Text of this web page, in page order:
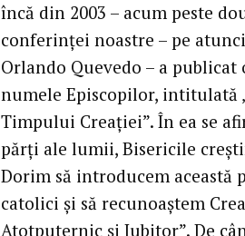
încă din 2003 – acum peste
conferinței noastre – pe
Orlando Quevedo – a
numele Episcopilor, intitulată
Timpului Creației”. În ea se
părți ale lumii, Bisericile
Dorim să introducem
catolici și să recunoaștem
Atotputernic și Iubitor”. De